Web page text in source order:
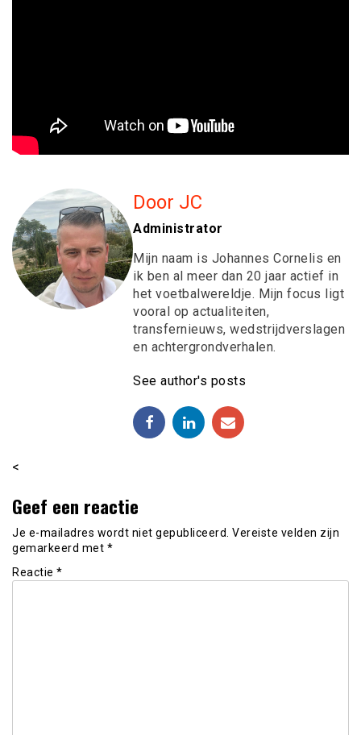
Door JC
Administrator
Mijn naam is Johannes Cornelis en
ik ben al meer dan 20 jaar actief in
het voetbalwereldje. Mijn focus ligt
vooral op actualiteiten,
transfernieuws, wedstrijdverslagen
en achtergrondverhalen.
See author's posts
<
Geef een reactie
Je e-mailadres wordt niet gepubliceerd. Vereiste velden zijn
gemarkeerd met *
Reactie *